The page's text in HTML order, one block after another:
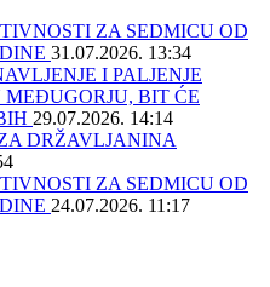
ZA SEDMICU OD
31.07.2026. 13:34
I PALJENJE
BIT ĆE
29.07.2026. 14:14
DRŽAVLJANINA
ZA SEDMICU OD
24.07.2026. 11:17